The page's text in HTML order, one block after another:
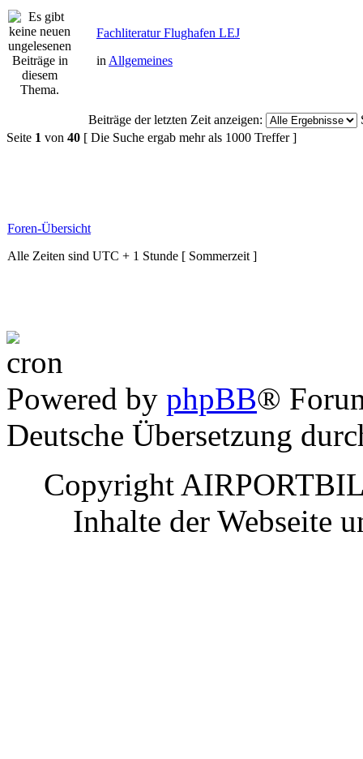
Fachliteratur Flughafen LEJ
in Allgemeines
Beiträge der letzten Zeit anzeigen:
Seite 1 von 40 [ Die Suche ergab mehr als 1000 Treffer ]
Foren-Übersicht
Alle Zeiten sind UTC + 1 Stunde [ Sommerzeit ]
Powered by phpBB®
Deutsche Übersetzung
Copyright
Inhalte der Webseite